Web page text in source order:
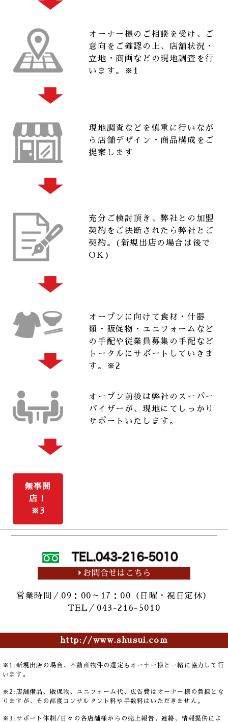
オーナー様のご相談を受け、ご
意向をご確認の上、店舗状況・
立地・商画などの現地調査を行
います。※1
現地調査などを慎重に行いなが
ら店舗デザイン・商品構成をご
提案します
充分ご検討頂き、弊社との加盟
契約をご決断されたら弊社とご
契約。(新規出店の場合は後で
OK)
オープンに向けて食材・什器
類・販促物・ユニフォームなど
の手配や従業員募集の手配など
トータルにサポートしていきま
す。※2
無事開
店！
※3
オープン前後は弊社のスーパー
バイザーが、現地にてしっかり
サポートいたします。
営業時間／09：00～17：00（日曜・祝日定休）
TEL／043-216-5010
http://www.shusui.com
※1:新規出店の場合、不動産物件の選定もオーナー様と一緒に協力して行
います。
※2:店舗備品、販促物、ユニフォーム代、広告費はオーナー様の負担とな
りますが、その都度コンサルタント料や手数料はいただきません。
※3:サポート体制/日々の各店舗様からの売上報告、連絡、情報提供によ